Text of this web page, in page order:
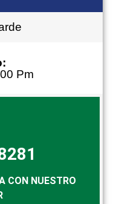
Pm
CON NUESTRO